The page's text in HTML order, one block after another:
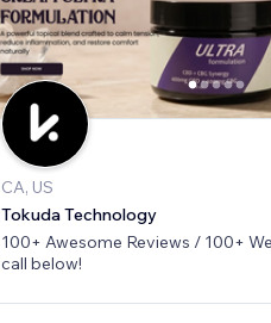
CA, US
Tokuda Technology
100+ Awesome Reviews / 100+
call below!